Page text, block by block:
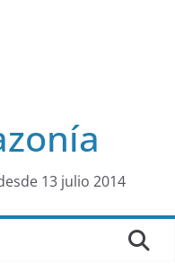
13 julio 2014